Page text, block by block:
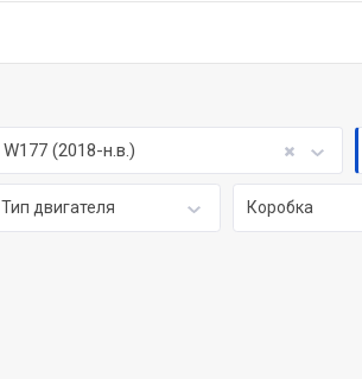
W177 (2018-н.в.)
Тип двигателя Коробка